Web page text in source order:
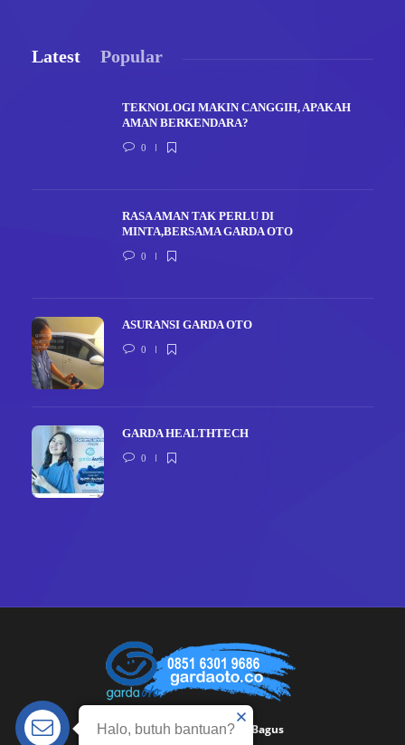
Latest Popular
TEKNOLOGI MAKIN CANGGIH, APAKAH
AMAN BERKENDARA?
0
RASA AMAN TAK PERLU DI
MINTA,BERSAMA GARDA OTO
0
ASURANSI GARDA OTO
0
GARDA HEALTHTECH
0
Garda Oto built byHasan Bagus
Halo, butuh bantuan?